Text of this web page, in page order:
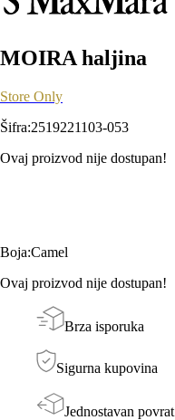
MOIRA haljina
Store Only
Šifra:2519221103-053
Ovaj proizvod nije dostupan!
Boja:Camel
Ovaj proizvod nije dostupan!
Brza isporuka
Sigurna kupovina
Jednostavan povrat